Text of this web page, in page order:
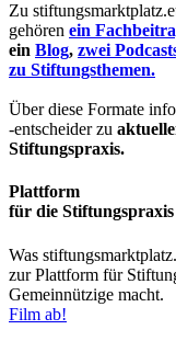
Zu
gehören ein
ein Blog, zwei
zu Stiftungsthemen.
Über diese Formate
-entscheider zu
Stiftungspraxis.
Plattform
für die Stiftungspraxis
Was
zur Plattform für
Gemeinnützige macht.
Film ab!